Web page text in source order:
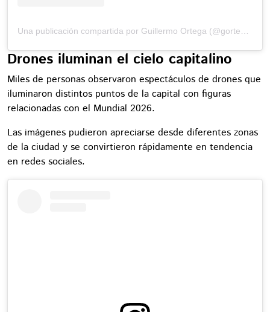
Drones iluminan el cielo capitalino
Miles de personas observaron espectáculos de drones que
iluminaron distintos puntos de la capital con figuras
relacionadas con el Mundial 2026.
Las imágenes pudieron apreciarse desde diferentes zonas
de la ciudad y se convirtieron rápidamente en tendencia
en redes sociales.